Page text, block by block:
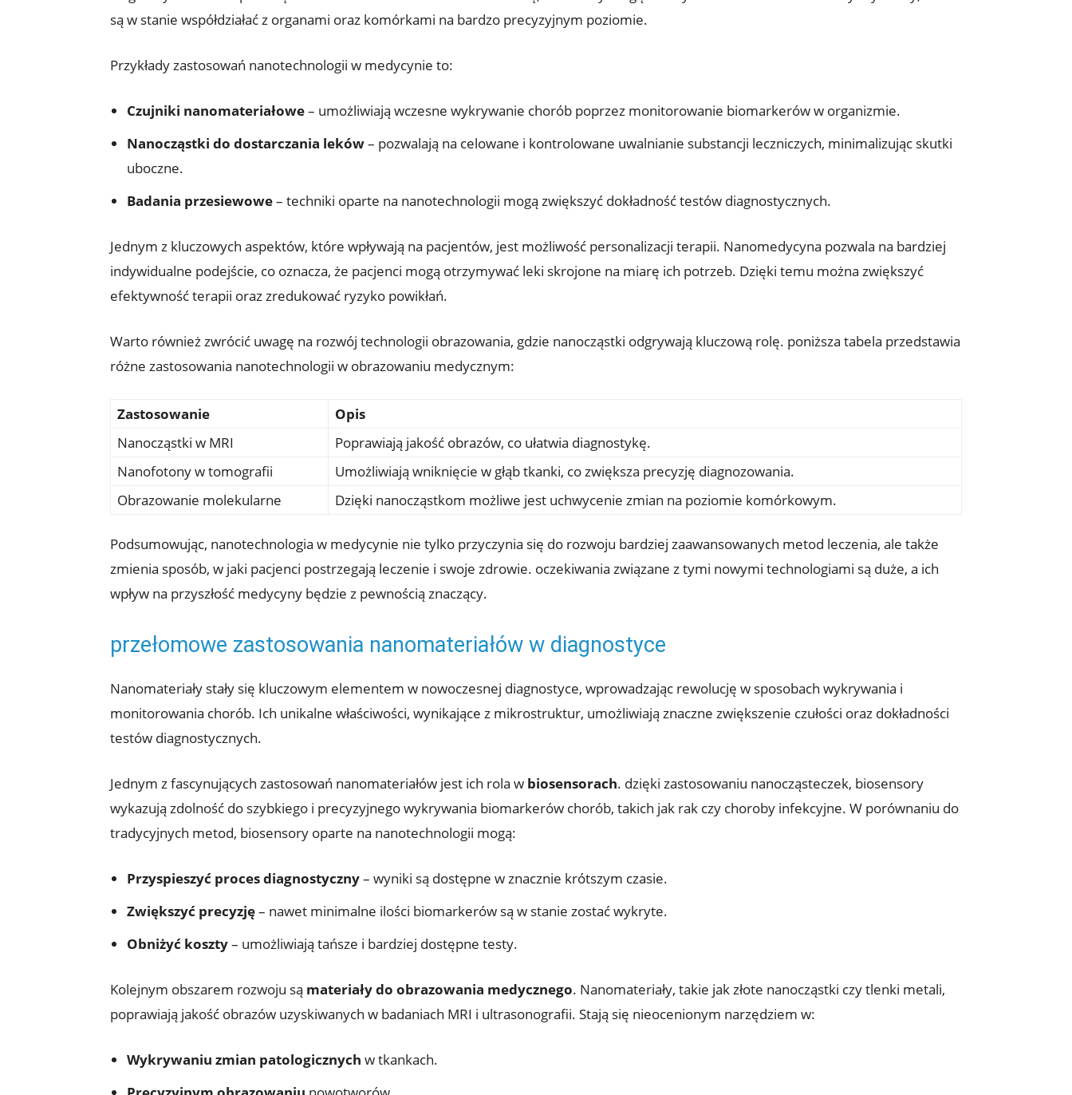
są w stanie współdziałać z organami oraz komórkami na bardzo precyzyjnym poziomie.
Przykłady zastosowań nanotechnologii w medycynie to:
Czujniki nanomateriałowe– umożliwiają wczesne wykrywanie chorób poprzez monitorowanie biomarkerów w organizmie.
Nanocząstki do dostarczania leków– pozwalają na celowane i kontrolowane uwalnianie substancji leczniczych, minimalizując skutki
uboczne.
Badania przesiewowe– techniki oparte na nanotechnologii mogą zwiększyć dokładność testów diagnostycznych.
Jednym z kluczowych aspektów, które wpływają na pacjentów, jest możliwość personalizacji terapii. Nanomedycyna pozwala na bardziej
indywidualne podejście, co oznacza, że pacjenci mogą otrzymywać leki skrojone na miarę ich potrzeb. Dzięki temu można zwiększyć
efektywność terapii oraz zredukować ryzyko powikłań.
Warto również zwrócić uwagę na rozwój technologii obrazowania, gdzie nanocząstki odgrywają kluczową rolę. poniższa tabela przedstawia
różne zastosowania nanotechnologii w obrazowaniu medycznym:
Zastosowanie
Opis
Nanocząstki w MRI
Poprawiają jakość obrazów, co ułatwia diagnostykę.
Nanofotony w tomografii
Umożliwiają wniknięcie w głąb tkanki, co zwiększa precyzję diagnozowania.
Obrazowanie molekularne
Dzięki nanocząstkom możliwe jest uchwycenie zmian na poziomie komórkowym.
Podsumowując, nanotechnologia w medycynie nie tylko przyczynia się do rozwoju bardziej zaawansowanych metod leczenia, ale także
zmienia sposób, w jaki pacjenci postrzegają leczenie i swoje zdrowie. oczekiwania związane z tymi nowymi technologiami są duże, a ich
wpływ na przyszłość medycyny będzie z pewnością znaczący.
przełomowe zastosowania nanomateriałów w diagnostyce
Nanomateriały stały się kluczowym elementem w nowoczesnej diagnostyce, wprowadzając rewolucję w sposobach wykrywania i
monitorowania chorób. Ich unikalne właściwości, wynikające z mikrostruktur, umożliwiają znaczne zwiększenie czułości oraz dokładności
testów diagnostycznych.
Jednym z fascynujących zastosowań nanomateriałów jest ich rola w biosensorach. dzięki zastosowaniu nanocząsteczek, biosensory
wykazują zdolność do szybkiego i precyzyjnego wykrywania biomarkerów chorób, takich jak rak czy choroby infekcyjne. W porównaniu do
tradycyjnych metod, biosensory oparte na nanotechnologii mogą:
Przyspieszyć proces diagnostyczny– wyniki są dostępne w znacznie krótszym czasie.
Zwiększyć precyzję– nawet minimalne ilości biomarkerów są w stanie zostać wykryte.
Obniżyć koszty– umożliwiają tańsze i bardziej dostępne testy.
Kolejnym obszarem rozwoju są materiały do obrazowania medycznego. Nanomateriały, takie jak złote nanocząstki czy tlenki metali,
poprawiają jakość obrazów uzyskiwanych w badaniach MRI i ultrasonografii. Stają się nieocenionym narzędziem w:
Wykrywaniu zmian patologicznych w tkankach.